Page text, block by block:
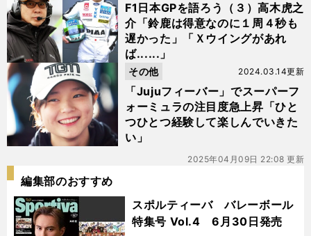
F1日本GPを語ろう（３）高木虎之
介「鈴鹿は得意なのに１周４秒も
遅かった」「Ｘウイングがあれ
ば......」
「Jujuフィーバー」でスーパーフ
ォーミュラの注目度急上昇「ひと
つひとつ経験して楽しんでいきた
い」
2024.03.14更新
その他
2025年04月09日 22:08 更新
編集部のおすすめ
スポルティーバ バレーボール
特集号 Vol.4 6月30日発売